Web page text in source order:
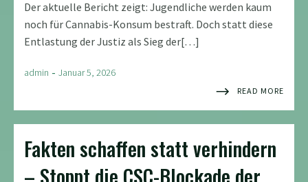
Der aktuelle Bericht zeigt: Jugendliche werden kaum
noch für Cannabis-Konsum bestraft. Doch statt diese
Entlastung der Justiz als Sieg der[…]
admin - Januar 5, 2026
READ MORE
Fakten schaffen statt verhindern
– Stoppt die CSC-Blockade der